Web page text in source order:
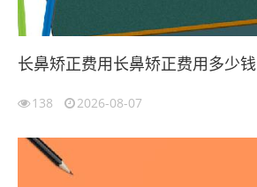
长鼻矫正费用长鼻矫正费用多少钱
138 2026-08-07